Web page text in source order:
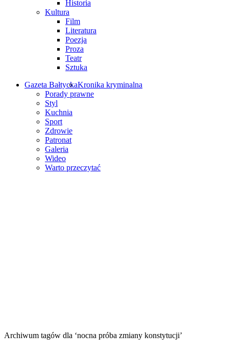
Historia
Kultura
Film
Literatura
Poezja
Proza
Teatr
Sztuka
Gazeta BałtyckaKronika kryminalna
Porady prawne
Styl
Kuchnia
Sport
Zdrowie
Patronat
Galeria
Wideo
Warto przeczytać
Archiwum tagów dla ‘nocna próba zmiany konstytucji’